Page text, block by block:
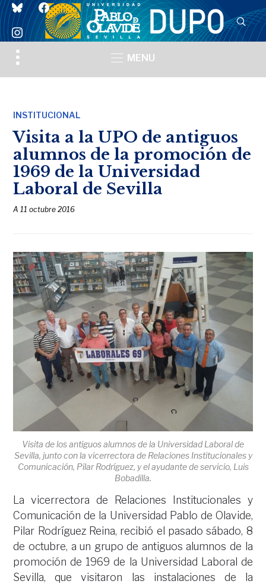
blueskyfacebook
instagram
Toggle
sidebar
MENU
INSTITUCIONAL
Visita a la UPO de antiguos
alumnos de la promoción de
1969 de la Universidad
Laboral de Sevilla
A11 octubre 2016
Visita de los antiguos alumnos de la Universidad Laboral de
Sevilla, junto con la vicerrectora de Relaciones Institucionales y
Comunicación, Pilar Rodríguez, y el ayudante de servicio, Luis
Bobadilla.
La vicerrectora de Relaciones Institucionales y
Comunicación de la Universidad Pablo de Olavide,
Pilar Rodríguez Reina, recibió el pasado sábado, 8
de octubre, a un grupo de antiguos alumnos de la
promoción de 1969 de la Universidad Laboral de
Sevilla, que visitaron las instalaciones de la